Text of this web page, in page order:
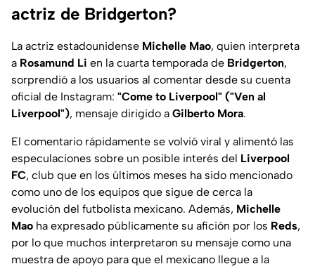
actriz de Bridgerton?
La actriz estadounidense Michelle Mao, quien interpreta
a Rosamund Li en la cuarta temporada de Bridgerton,
sorprendió a los usuarios al comentar desde su cuenta
oficial de Instagram: "Come to Liverpool" ("Ven al
Liverpool"), mensaje dirigido a Gilberto Mora.
El comentario rápidamente se volvió viral y alimentó las
especulaciones sobre un posible interés del Liverpool
FC, club que en los últimos meses ha sido mencionado
como uno de los equipos que sigue de cerca la
evolución del futbolista mexicano. Además, Michelle
Mao ha expresado públicamente su afición por los Reds,
por lo que muchos interpretaron su mensaje como una
muestra de apoyo para que el mexicano llegue a la